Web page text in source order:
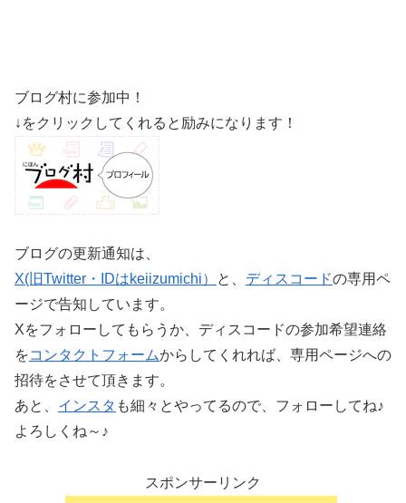
ブログ村に参加中！
↓をクリックしてくれると励みになります！
ブログの更新通知は、
X(旧Twitter・IDはkeiizumichi）
と、 ディスコードの専用ペ
ージで告知しています。
Xをフォローしてもらうか、ディスコードの参加希望連絡
をコンタクトフォームからしてくれれば、専用ページへの
招待をさせて頂きます。
あと、 インスタ も細々とやってるので、フォローしてね♪
よろしくね～♪
スポンサーリンク